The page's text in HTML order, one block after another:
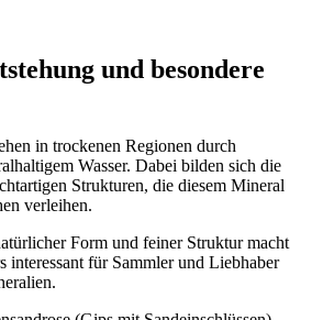
und besondere
in trockenen Regionen durch
Wasser. Dabei bilden sich die
Strukturen, die diesem Mineral
verleihen.
Form und feiner Struktur macht
interessant für Sammler und Liebhaber